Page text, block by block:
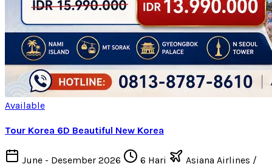
Available
Tour Korea 6D Beautiful New Korea
June - Desember 2026 6 Hari Asiana Airlines /